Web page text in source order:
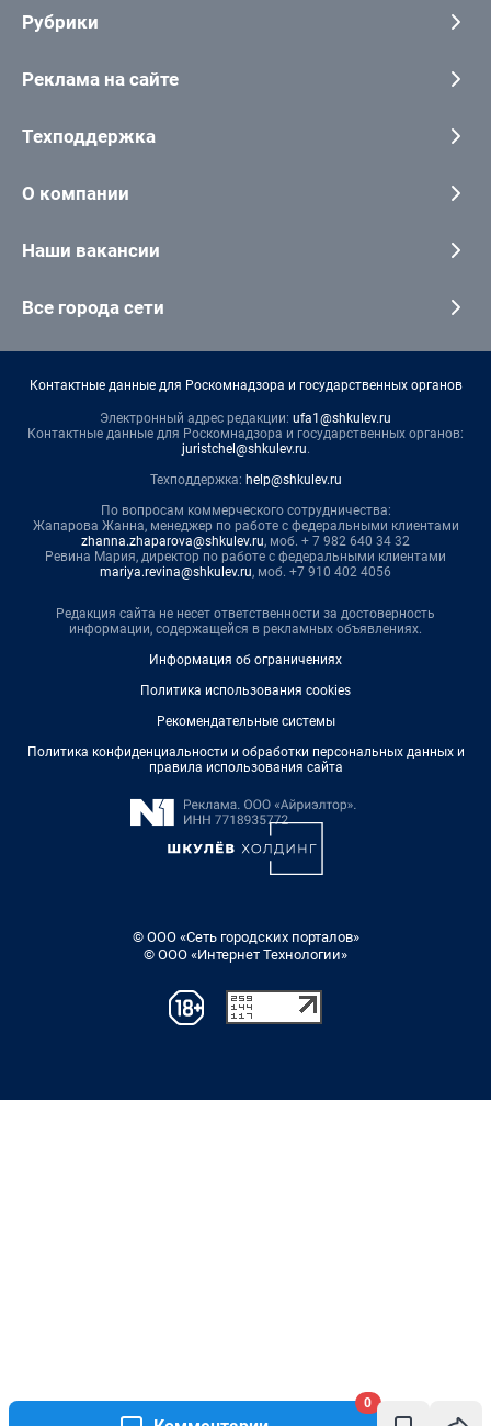
0
Рубрики
Реклама на сайте
Техподдержка
О компании
Наши вакансии
Все города сети
Контактные данные для Роскомнадзора и государственных органов
Электронный адрес редакции: ufa1@shkulev.ru
Контактные данные для Роскомнадзора и государственных органов:
juristchel@shkulev.ru.
Техподдержка: help@shkulev.ru
По вопросам коммерческого сотрудничества:
Жапарова Жанна, менеджер по работе с федеральными клиентами
zhanna.zhaparova@shkulev.ru, моб. + 7 982 640 34 32
Ревина Мария, директор по работе с федеральными клиентами
mariya.revina@shkulev.ru, моб. +7 910 402 4056
Редакция сайта не несет ответственности за достоверность
информации, содержащейся в рекламных объявлениях.
Информация об ограничениях
Политика использования cookies
Рекомендательные системы
Политика конфиденциальности и обработки персональных данных и
правила использования сайта
© ООО «Сеть городских порталов»
© ООО «Интернет Технологии»